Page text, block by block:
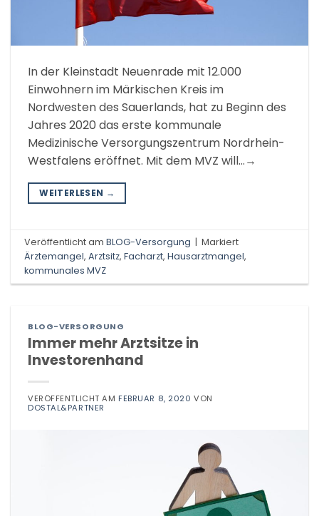
In der Kleinstadt Neuenrade mit 12.000
Einwohnern im Märkischen Kreis im
Nordwesten des Sauerlands, hat zu Beginn des
Jahres 2020 das erste kommunale
Medizinische Versorgungszentrum Nordrhein-
Westfalens eröffnet. Mit dem MVZ will…→
WEITERLESEN →
Veröffentlicht amBLOG-Versorgung | Markiert
Ärztemangel,Arztsitz,Facharzt,Hausarztmangel,
kommunales MVZ
BLOG-VERSORGUNG
Immer mehr Arztsitze in
Investorenhand
VERÖFFENTLICHT AM FEBRUAR 8, 2020 VON
DOSTAL&PARTNER